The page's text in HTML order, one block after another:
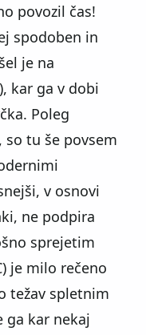
povozil čas!
spodoben in
je na
kar ga v dobi
Poleg
, so tu še povsem
v osnovi
ne podpira
sprejetim
je milo rečeno
težav spletnim
ga kar nekaj